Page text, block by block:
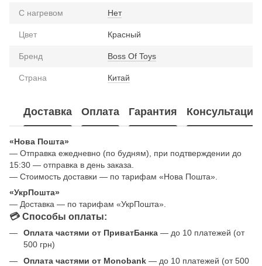
С нагревом Нет
Цвет Красный
Бренд Boss Of Toys
Страна Китай
Доставка Оплата Гарантия Консультация
«Нова Пошта»
— Отправка ежедневно (по будням), при подтверждении до
15:30 — отправка в день заказа.
— Стоимость доставки — по тарифам «Нова Пошта».
«УкрПошта»
— Доставка — по тарифам «УкрПошта».
💳 Способы оплаты:
Оплата частями от ПриватБанка — до 10 платежей (от
500 грн)
Оплата частями от Monobank — до 10 платежей (от 500